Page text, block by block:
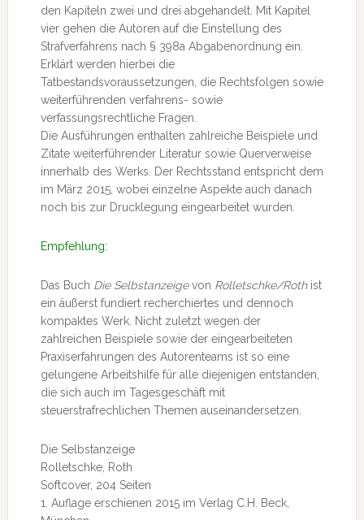
den Kapiteln zwei und drei abgehandelt. Mit Kapitel
vier gehen die Autoren auf die Einstellung des
Strafverfahrens nach § 398a Abgabenordnung ein.
Erklärt werden hierbei die
Tatbestandsvoraussetzungen, die Rechtsfolgen sowie
weiterführenden verfahrens- sowie
verfassungsrechtliche Fragen.
Die Ausführungen enthalten zahlreiche Beispiele und
Zitate weiterführender Literatur sowie Querverweise
innerhalb des Werks. Der Rechtsstand entspricht dem
im März 2015, wobei einzelne Aspekte auch danach
noch bis zur Drucklegung eingearbeitet wurden.
Empfehlung:
Das Buch Die Selbstanzeigevon Rolletschke/Rothist
ein äußerst fundiert recherchiertes und dennoch
kompaktes Werk. Nicht zuletzt wegen der
zahlreichen Beispiele sowie der eingearbeiteten
Praxiserfahrungen des Autorenteams ist so eine
gelungene Arbeitshilfe für alle diejenigen entstanden,
die sich auch im Tagesgeschäft mit
steuerstrafrechlichen Themen auseinandersetzen.
Die Selbstanzeige
Rolletschke, Roth
Softcover, 204 Seiten
1. Auflage erschienen 2015 im Verlag C.H. Beck,